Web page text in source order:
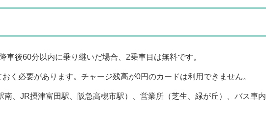
車後60分以内に乗り継いだ場合、2乗車目は無料です。
く必要があります。チャージ残高が0円のカードは利用できません。
南、JR摂津富田駅、阪急高槻市駅）、営業所（芝生、緑が丘）、バス車内